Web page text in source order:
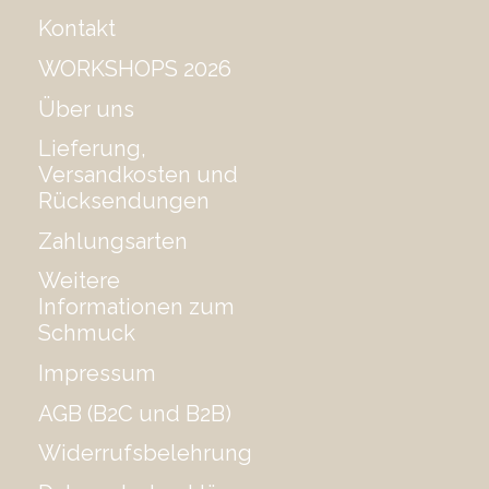
Kontakt
WORKSHOPS 2026
Über uns
Lieferung,
Versandkosten und
Rücksendungen
Zahlungsarten
Weitere
Informationen zum
Schmuck
Impressum
AGB (B2C und B2B)
Widerrufsbelehrung